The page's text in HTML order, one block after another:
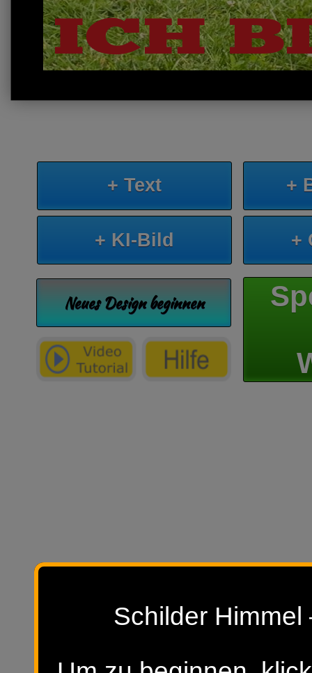
ICH
+ Text +
+ KI-Bild +
Neues Design beginnen
Schilder